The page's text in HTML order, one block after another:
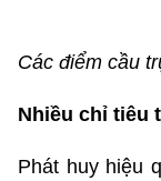
Các điểm cầu
Nhiều chỉ tiêu
Phát huy hiệu